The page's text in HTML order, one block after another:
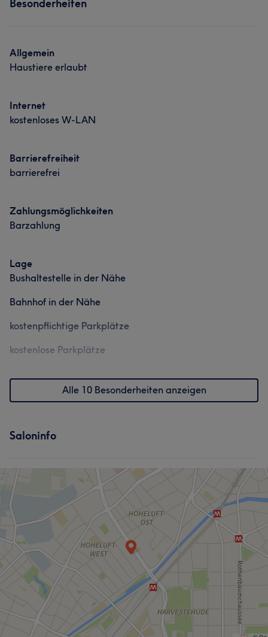
Was unsere Kunden über Goldene sagen
Kompetent 5 Professionell
Portfolio
Besonderheiten
Allgemein
Haustiere erlaubt
Internet
kostenloses W-LAN
Barrierefreiheit
barrierefrei
Zahlungsmöglichkeiten
Barzahlung
Lage
Bushaltestelle in der Nähe
Bahnhof in der Nähe
kostenpflichtige Parkplätze
kostenlose Parkplätze
Alle 10 Besonderheiten anzeigen
Saloninfo